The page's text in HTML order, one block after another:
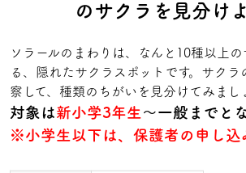
のサクラを見分け
ソラールのまわりは、なんと10種以上
る、隠れたサクラスポットです。サク
察して、種類のちがいを見分けてみまし
対象は新小学3年生 ～一般までと
※小学生以下は、保護者の申し込